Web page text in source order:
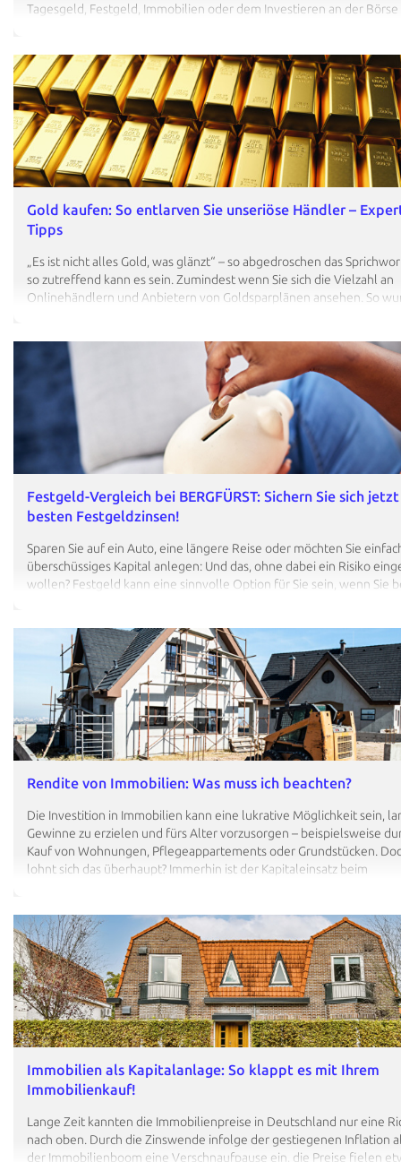
Tagesgeld, Festgeld, Immobilien oder dem Investieren an der
Wichtigste, das Sie zur eigenen Geldanlage wissen sollten.
können Sie direkt loslegen. .container2{background-color:#fff}.full-
width:100%!important}.glyphicon-small{margin-left:5px;font-
h2{font-size:35px!important}.ga-body{padding:0 15px} Erstmal die
der Geldanlage verstehen? Weiter zur Schritt-für-Schritt-Anleitung.
oder Fonds investieren? So funktioniert der Einstieg an der…
Gold kaufen: So entlarven Sie unseriöse Händler –
Tipps
„Es ist nicht alles Gold, was glänzt“ – so abgedroschen das
so zutreffend kann es sein. Zumindest wenn Sie sich die Vielzahl an
Onlinehändlern und Anbietern von Goldsparplänen ansehen. So
Schaden von 140 Mio. € für Anlegerinnen und Anleger ist
drastisch muss es nicht immer ausfallen. Dennoch gibt es viele
Angebote. Wir zeigen Ihnen, wie Sie solche Anbieter erkennen –
Ihnen weitere Tipps, was Sie beim Goldkauf beachten sollten.…
Festgeld-Vergleich bei BERGFÜRST: Sichern Sie sich
besten Festgeldzinsen!
Sparen Sie auf ein Auto, eine längere Reise oder möchten Sie
überschüssiges Kapital anlegen: Und das, ohne dabei ein Risiko
wollen? Festgeld kann eine sinnvolle Option für Sie sein, wenn Sie
Festgeldkonto eröffnen? Zur Schritt-für-Schritt-Anleitung Was ist
wie hoch sind die Zinsen? Bei Festgeld handelt es sich um eine
Anlageform, bei der Sie Ihr Geld für eine vorher festgelegte Zeit
Zahlung eines festen Zinssatzes anlegen – und zumindest etwas…
Rendite von Immobilien: Was muss ich beachten?
Die Investition in Immobilien kann eine lukrative Möglichkeit sein,
Gewinne zu erzielen und fürs Alter vorzusorgen – beispielsweise
Kauf von Wohnungen, Pflegeappartements oder Grundstücken.
lohnt sich das überhaupt? Immerhin ist der Kapitaleinsatz beim
sich der Ertrag bei Objekten zusammensetzt, welche Arten von
Immobilienrenditen es gibt und wie Sie diese jeweils berechnen
ist die Rendite von Immobilien genau? Allgemein gesagt stellt die
Verhältnis Ihres eingesetzten Kapitals zum erzielten Gewinn dar.…
Immobilien als Kapitalanlage: So klappt es mit Ihrem
Immobilienkauf!
Lange Zeit kannten die Immobilienpreise in Deutschland nur eine
nach oben. Durch die Zinswende infolge der gestiegenen Inflation
der Immobilienboom eine Verschnaufpause ein, die Preise fielen